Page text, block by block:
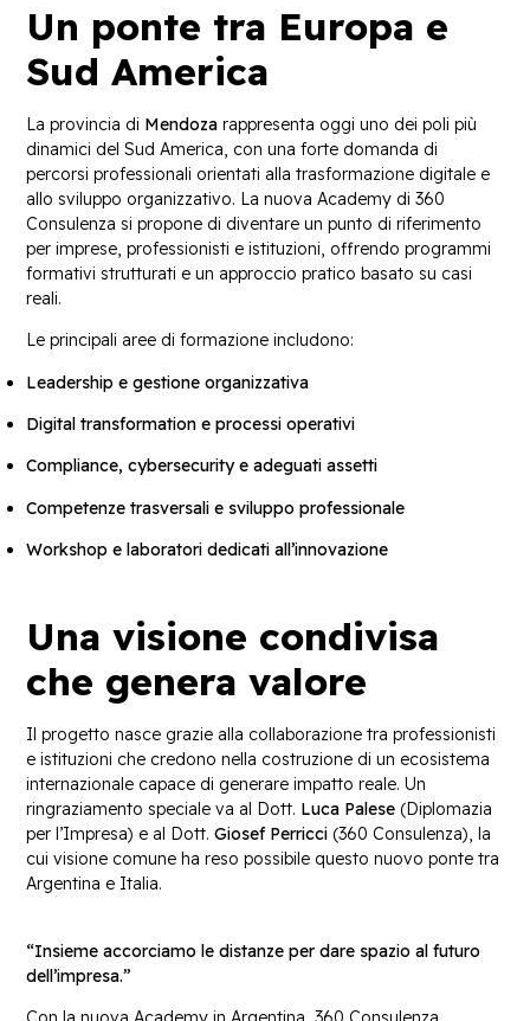
Un ponte tra Europa e
Sud America
La provincia di Mendoza rappresenta oggi uno dei poli più
dinamici del Sud America, con una forte domanda di
percorsi professionali orientati alla trasformazione digitale e
allo sviluppo organizzativo. La nuova Academy di 360
Consulenza si propone di diventare un punto di riferimento
per imprese, professionisti e istituzioni, offrendo programmi
formativi strutturati e un approccio pratico basato su casi
reali.
Le principali aree di formazione includono:
Leadership e gestione organizzativa
Digital transformation e processi operativi
Compliance, cybersecurity e adeguati assetti
Competenze trasversali e sviluppo professionale
Workshop e laboratori dedicati all’innovazione
Una visione condivisa
che genera valore
Il progetto nasce grazie alla collaborazione tra professionisti
e istituzioni che credono nella costruzione di un ecosistema
internazionale capace di generare impatto reale. Un
ringraziamento speciale va al Dott. Luca Palese (Diplomazia
per l’Impresa) e al Dott.Giosef Perricci (360 Consulenza), la
cui visione comune ha reso possibile questo nuovo ponte tra
Argentina e Italia.
“Insieme accorciamo le distanze per dare spazio al futuro
dell’impresa.”